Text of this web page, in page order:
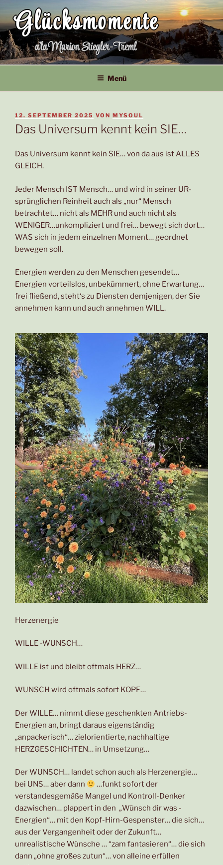
Inhalt
springenGlücksmomente
a'la Marion Stiegler-Treml
Menü
VERÖFFENTLICHT
AM
12. SEPTEMBER 2025 VON MYSOUL
Das Universum kennt kein SIE…
Das Universum kennt kein SIE… von da aus ist ALLES
GLEICH.
Jeder Mensch IST Mensch… und wird in seiner UR-
sprünglichen Reinheit auch als „nur“ Mensch
betrachtet… nicht als MEHR und auch nicht als
WENIGER…unkompliziert und frei… bewegt sich dort…
WAS sich in jedem einzelnen Moment… geordnet
bewegen soll.
Energien werden zu den Menschen gesendet…
Energien vorteilslos, unbekümmert, ohne Erwartung…
frei fließend, steht‘s zu Diensten demjenigen, der Sie
annehmen kann und auch annehmen WILL.
Herzenergie
WILLE -WUNSCH…
WILLE ist und bleibt oftmals HERZ…
WUNSCH wird oftmals sofort KOPF…
Der WILLE… nimmt diese geschenkten Antriebs-
Energien an, bringt daraus eigenständig
„anpackerisch“… zielorientierte, nachhaltige
HERZGESCHICHTEN… in Umsetzung…
Der WUNSCH… landet schon auch als Herzenergie…
bei UNS… aber dann
…funkt sofort der
verstandesgemäße Mangel und Kontroll-Denker
dazwischen… plappert in den „Wünsch dir was -
Energien“… mit den Kopf-Hirn-Gespenster… die sich…
aus der Vergangenheit oder der Zukunft…
unrealistische Wünsche … “zam fantasieren“… die sich
dann „ohne großes zutun“… von alleine erfüllen